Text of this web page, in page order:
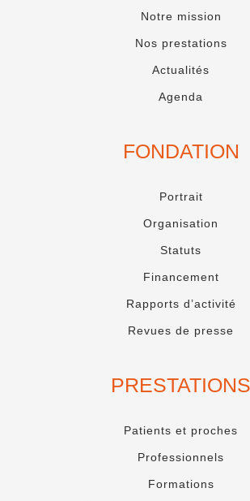
Notre mission
Nos prestations
Actualités
Agenda
FONDATION
Portrait
Organisation
Statuts
Financement
Rapports d’activité
Revues de presse
PRESTATIONS
Patients et proches
Professionnels
Formations